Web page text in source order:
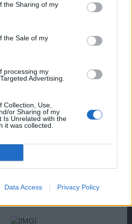
the Sharing of my
the Sale of my
processing my
Advertising.
Collection, Use,
or Sharing of my
Is Unrelated with the
it was collected.
Data Access Privacy Policy
nach dem Stapellauf
Germaniawerft
(25. Januar 1906)